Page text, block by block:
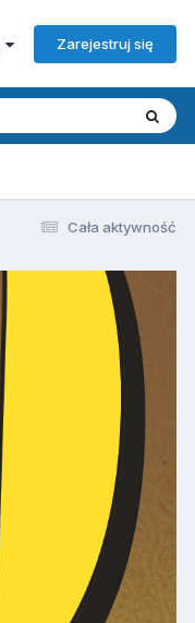
Zarejestruj się
Cała aktywność